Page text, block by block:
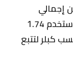
من إجمالي
النفط الخام المستورد بحرا في 2020 استخدم 1.74
كبلر لتتبع